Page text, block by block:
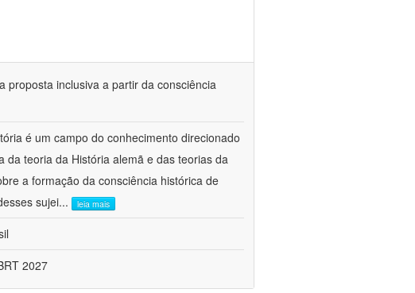
proposta inclusiva a partir da consciência
é um campo do conhecimento direcionado
da teoria da História alemã e das teorias da
a formação da consciência histórica de
sujei... leia mais
2027